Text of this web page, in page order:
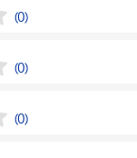
(0)
(0)
(0)